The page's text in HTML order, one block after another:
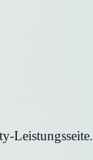
Leistungsseite.